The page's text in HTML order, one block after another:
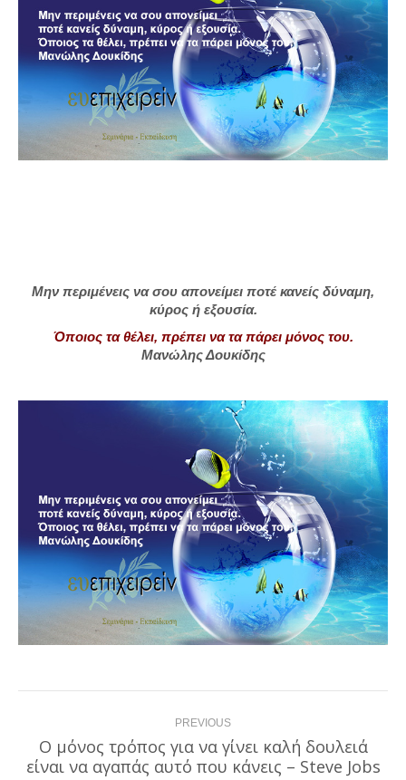
Μην περιμένεις να σου απονείμει ποτέ κανείς δύναμη,
κύρος ή εξουσία.
Όποιος τα θέλει, πρέπει να τα πάρει μόνος του.
Μανώλης Δουκίδης
navigation PREVIOUS
Previous
post:
Ο μόνος τρόπος για να γίνει καλή δουλειά
είναι να αγαπάς αυτό που κάνεις – Steve Jobs